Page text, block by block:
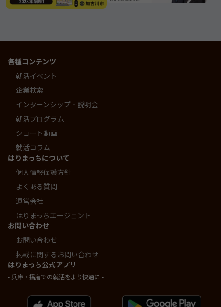
各種コンテンツ
就活イベント
企業検索
インターンシップ・説明会
就活プログラム
ショート動画
就活コラム
はりまっちについて
個人情報保護方針
よくある質問
運営会社
はりまっちエージェント
お問い合わせ
お問い合わせ
掲載に関するお問い合わせ
はりまっち公式アプリ
- 兵庫・播磨での就活をより快適に -